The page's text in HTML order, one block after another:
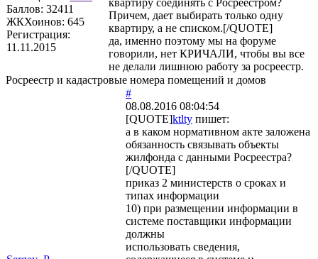
Баллов: 32411
ЖКХоинов: 645
Регистрация:
11.11.2015
Причем, дает выбирать только одну
квартиру, а не списком.[/QUOTE]
да, именно поэтому мы на форуме
говорили, нет КРИЧАЛИ, чтобы вы все
не делали лишнюю работу за росреестр.
Росреестр и кадастровые номера помещений и домов
#
08.08.2016 08:04:54
[QUOTE]ktlty пишет:
а в каком нормативном акте заложена
обязанность связывать объекты
жилфонда с данными Росреестра?
[/QUOTE]
приказ 2 министерств о сроках и
типах информации
10) при размещении информации в
системе поставщики информации
должны
использовать сведения,